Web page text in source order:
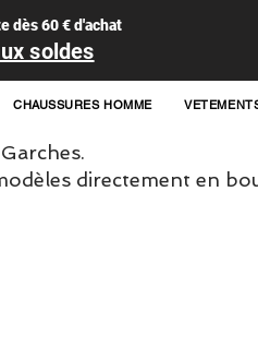
dès 60 € d'achat
soldes
CHAUSSURES HOMME
directement en